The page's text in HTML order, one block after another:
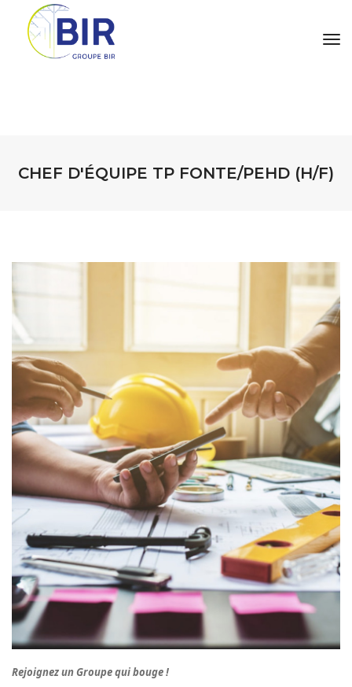
CHEF D'ÉQUIPE TP FONTE/PEHD (H/F)
Rejoignez un Groupe qui bouge !